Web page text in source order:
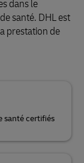
dans le
santé. DHL est
prestation de
santé certifiés